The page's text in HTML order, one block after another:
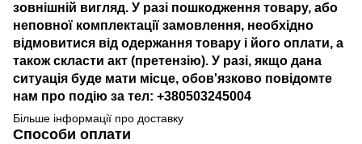
зовнішній вигляд. У разі пошкодження товару, або
неповної комплектації замовлення, необхідно
відмовитися від одержання товару і його оплати, а
також скласти акт (претензію). У разі, якщо дана
ситуація буде мати місце, обов'язково повідомте
нам про подію за тел: +380503245004
Більше інформації про доставку
Способи оплати